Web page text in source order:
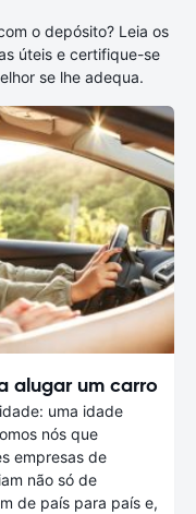
o depósito? Leia os
úteis e certifique-se
se lhe adequa.
alugar um carro
uma idade
nós que
empresas de
não só de
de país para país e,